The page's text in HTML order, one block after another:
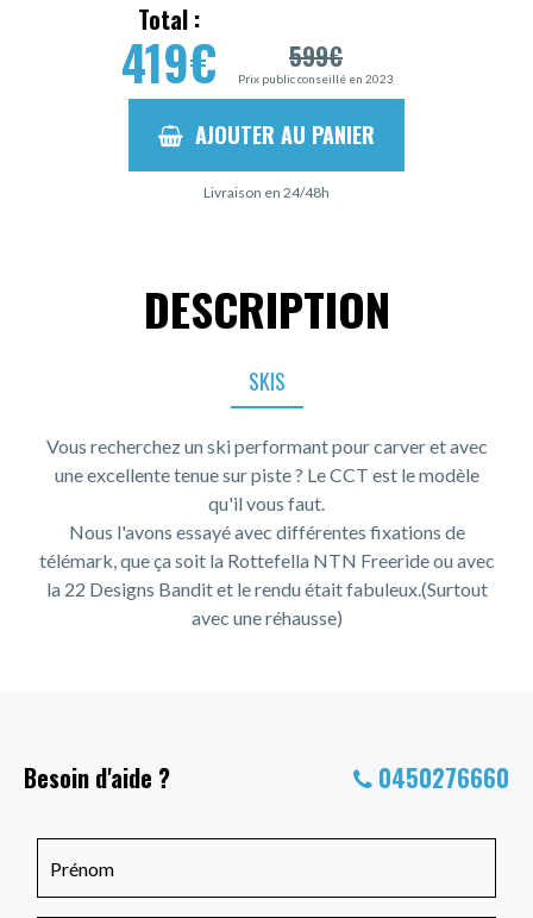
Total :
419€ 599€
Prix public conseillé en 2023
AJOUTER AU PANIER
Livraison en 24/48h
DESCRIPTION
SKIS
Vous recherchez un ski performant pour carver et avec
une excellente tenue sur piste ? Le CCT est le modèle
qu'il vous faut.
Nous l'avons essayé avec différentes fixations de
télémark, que ça soit la Rottefella NTN Freeride ou avec
la 22 Designs Bandit et le rendu était fabuleux.(Surtout
avec une réhausse)
Besoin d'aide ? 0450276660